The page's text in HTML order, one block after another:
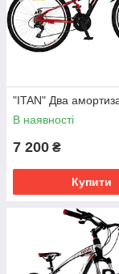
"ITAN" Два
В наявності
7 200 ₴
Купити